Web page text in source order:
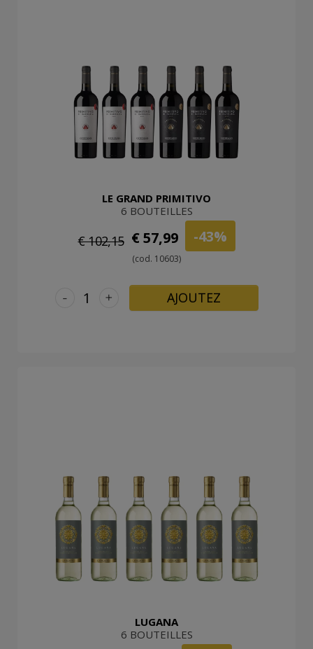
LE GRAND PRIMITIVO
6 BOUTEILLES
€ 102,15 € 57,99 -43%
(cod. 10603)
+
- AJOUTEZ
LUGANA
6 BOUTEILLES